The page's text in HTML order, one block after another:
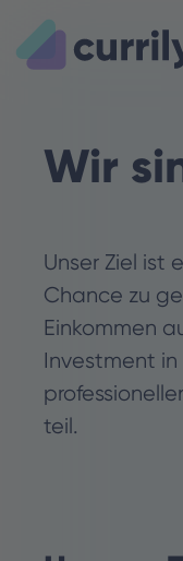
Wir
Unser Ziel ist
Chance zu
Einkommen
Investment in
teil.